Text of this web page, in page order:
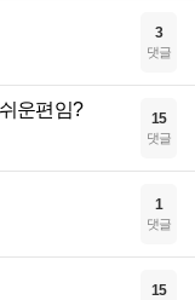
3
댓글
운편임? 15
댓글
1
댓글
15